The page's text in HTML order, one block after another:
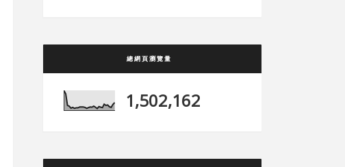
總網頁瀏覽量
1,502,162